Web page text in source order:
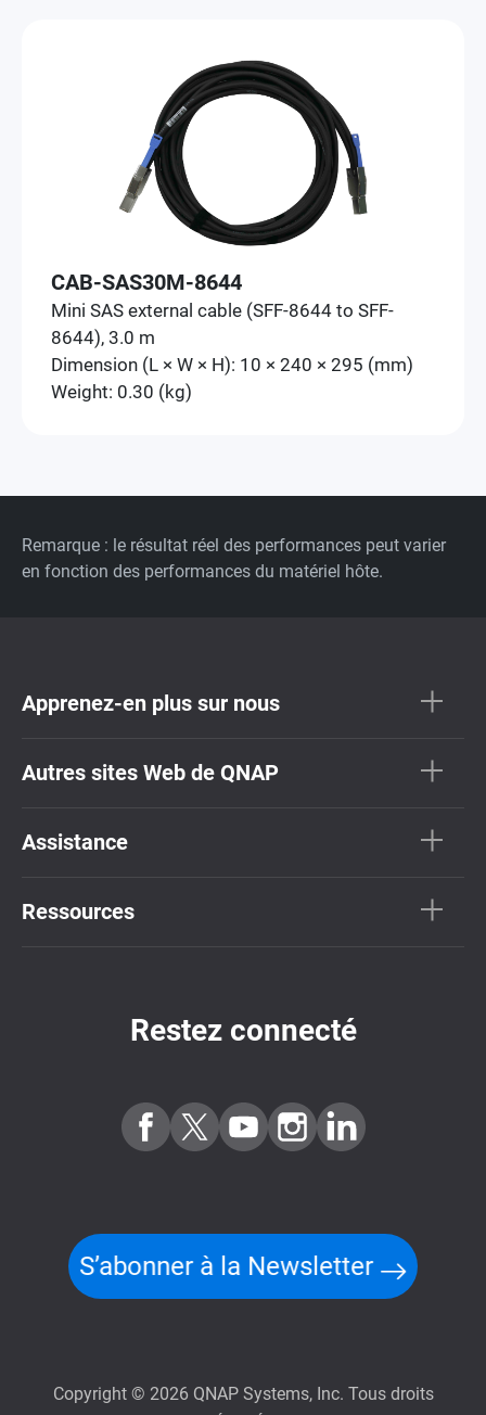
CAB-SAS30M-8644
Mini SAS external cable (SFF-8644 to SFF-
8644), 3.0 m
Dimension (L × W × H): 10 × 240 × 295 (mm)
Weight: 0.30 (kg)
Remarque : le résultat réel des performances peut varier
en fonction des performances du matériel hôte.
Apprenez-en plus sur nous
Autres sites Web de QNAP
Assistance
Ressources
Restez connecté
S’abonner à la Newsletter
Copyright © 2026 QNAP Systems, Inc. Tous droits